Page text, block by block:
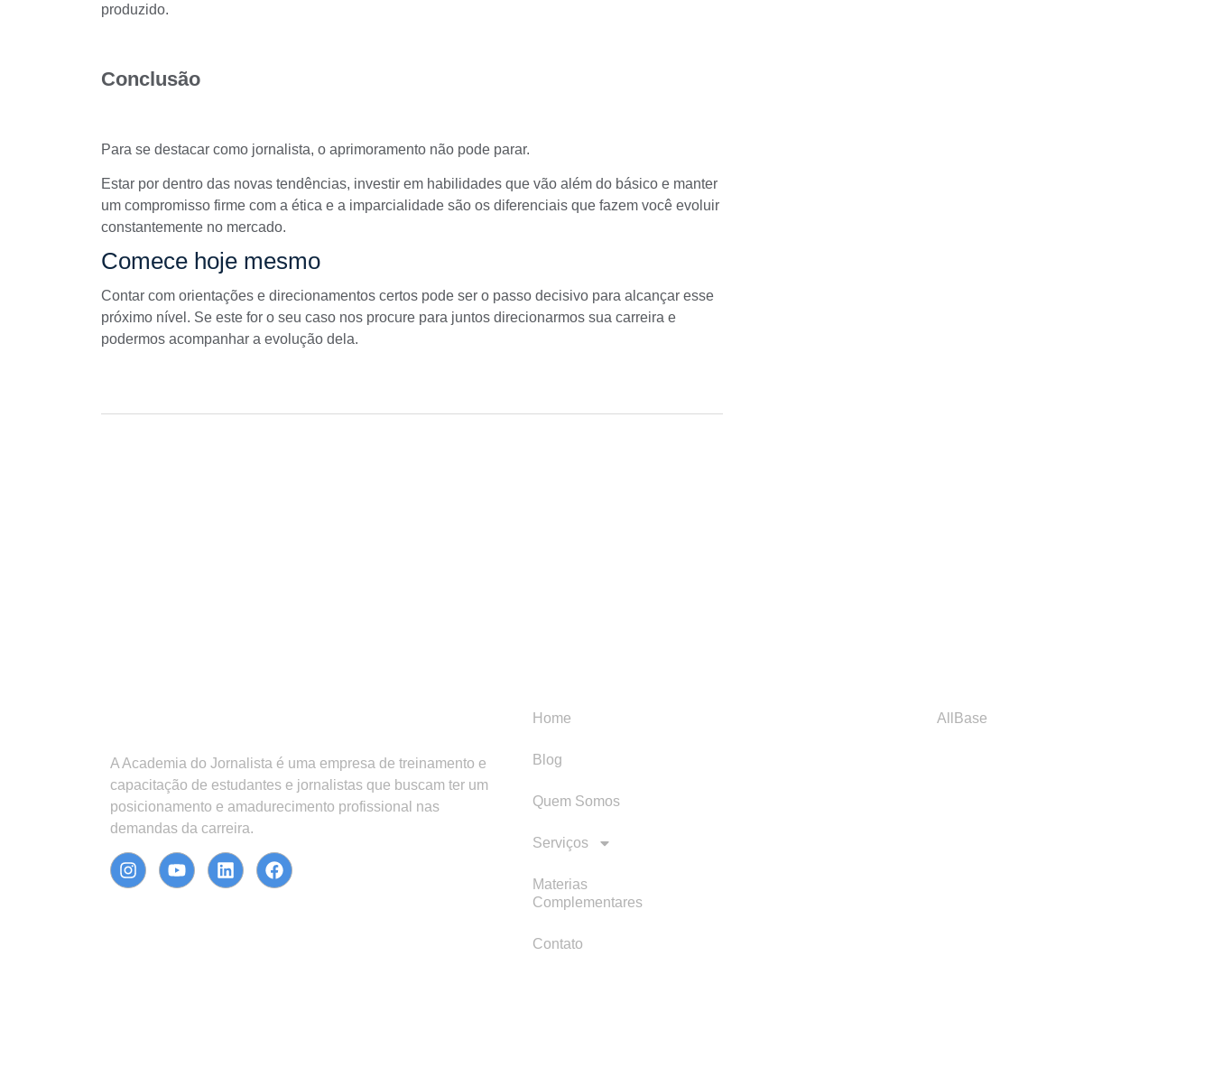
produzido.
Conclusão
Para se destacar como jornalista, o aprimoramento não pode parar.
Estar por dentro das novas tendências, investir em habilidades que vão além do básico e manter
um compromisso firme com a ética e a imparcialidade são os diferenciais que fazem você evoluir
constantemente no mercado.
Comece hoje mesmo
Contar com orientações e direcionamentos certos pode ser o passo decisivo para alcançar esse
próximo nível. Se este for o seu caso nos procure para juntos direcionarmos sua carreira e
podermos acompanhar a evolução dela.
A Academia do Jornalista é uma empresa de treinamento e
capacitação de estudantes e jornalistas que buscam ter um
posicionamento e amadurecimento profissional nas
demandas da carreira.
Home
Blog
Quem Somos
Serviços
Materias
Complementares
Contato
AllBase